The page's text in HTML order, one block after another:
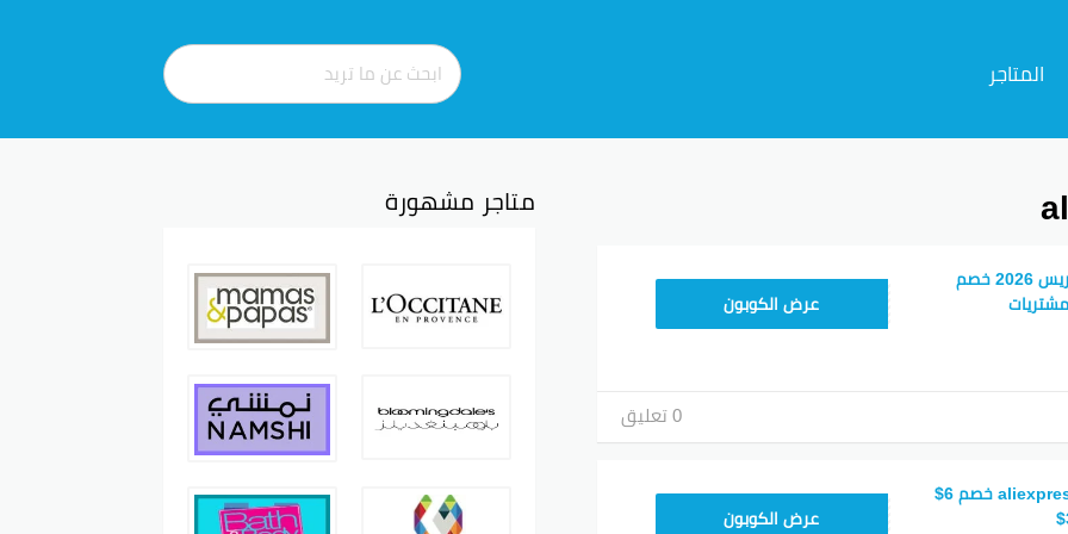
المتاجر
كود خصم علي اكسبريس 2026 خصم
25GCC1عرض الكوبون
0 تعليق
كوبون خصم aliexpress 2026 خصم 6$
25GCC4عرض الكوبون
متاجر مشهورة